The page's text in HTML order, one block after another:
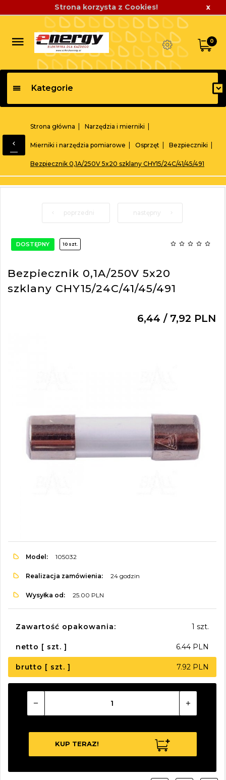
Strona korzysta z Cookies! x
0
Kategorie
Strona główna Narzędzia i mierniki
Mierniki i narzędzia pomiarowe Osprzęt Bezpieczniki
Bezpiecznik 0,1A/250V 5x20 szklany CHY15/24C/41/45/491
poprzedni następny
DOSTĘPNY 10 szt.
Bezpiecznik 0,1A/250V 5x20
szklany CHY15/24C/41/45/491
6,44 / 7,92 PLN
Model: 105032
Realizacja zamówienia: 24 godzin
Wysyłka od: 25.00 PLN
Zawartość opakowania: 1 szt.
netto [ szt. ] 6.44 PLN
brutto [ szt. ] 7.92 PLN
KUP TERAZ!